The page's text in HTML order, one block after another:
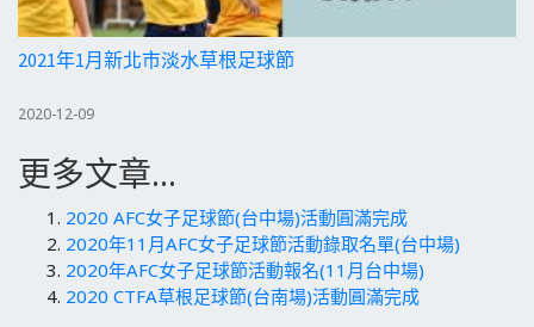
2021年1月新北市淡水草根足球節
2020-12-09
更多文章...
2020 AFC女子足球節(台中場)活動圓滿完成
2020年11月AFC女子足球節活動錄取名單(台中場)
2020年AFC女子足球節活動報名(11月台中場)
2020 CTFA草根足球節(台南場)活動圓滿完成